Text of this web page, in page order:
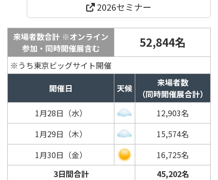
2026セミナー
来場者数合計 ※オンライン
参加・同時開催展含む
52,844名
※うち東京ビッグサイト開催
開催日
天候
来場者数
（同時開催展合計）
1月28日（水）
12,903名
1月29日（木）
15,574名
1月30日（金）
16,725名
3日間合計
45,202名